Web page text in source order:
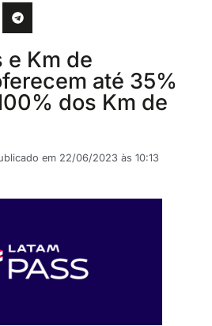
e Km de
até 35%
dos Km de
em 22/06/2023 às 10:13